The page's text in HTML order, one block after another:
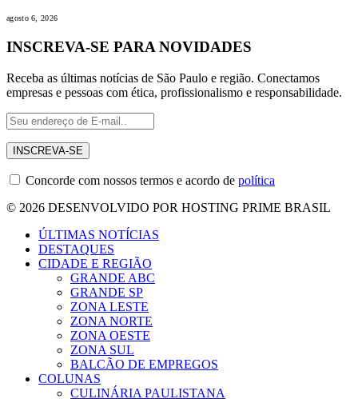
agosto 6, 2026
INSCREVA-SE PARA NOVIDADES
Receba as últimas notícias de São Paulo e região. Conectamos
empresas e pessoas com ética, profissionalismo e responsabilidade.
Concorde com nossos termos e acordo de política
© 2026 DESENVOLVIDO POR HOSTING PRIME BRASIL
ÚLTIMAS NOTÍCIAS
DESTAQUES
CIDADE E REGIÃO
GRANDE ABC
GRANDE SP
ZONA LESTE
ZONA NORTE
ZONA OESTE
ZONA SUL
BALCÃO DE EMPREGOS
COLUNAS
CULINÁRIA PAULISTANA